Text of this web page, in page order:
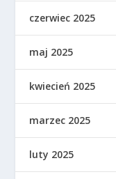
czerwiec 2025
maj 2025
kwiecień 2025
marzec 2025
luty 2025